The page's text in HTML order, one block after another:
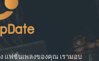
แฟชั่นเพลงของคุณ เรามอบ